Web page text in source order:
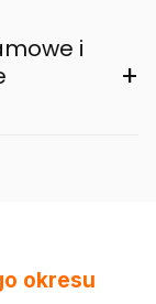
i
+
okresu